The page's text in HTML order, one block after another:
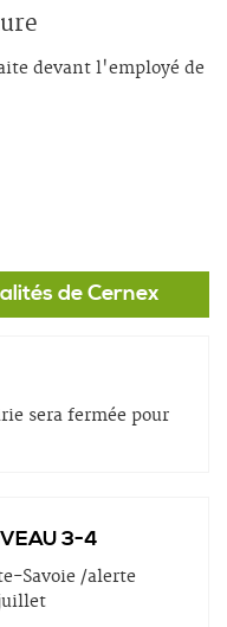
devant l'employé de
de Cernex
sera fermée pour
3-4
Savoie /alerte
juillet